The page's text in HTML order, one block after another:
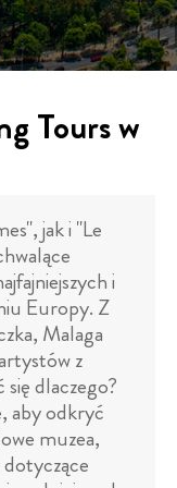
Tours w
jak i "Le
i
Europy. Z
Malaga
z
się dlaczego?
aby odkryć
muzea,